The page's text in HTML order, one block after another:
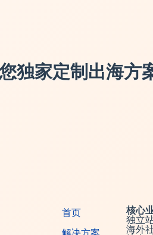
独家定制出海方
首页
核心
独立
海外